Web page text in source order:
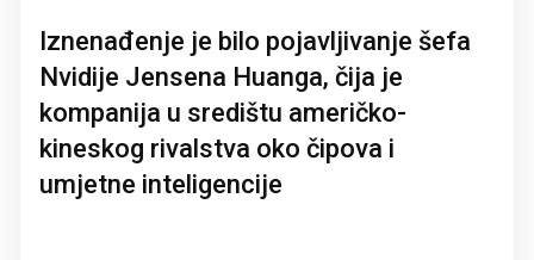
Iznenađenje je bilo pojavljivanje šefa
Nvidije Jensena Huanga, čija je
kompanija u središtu američko-
kineskog rivalstva oko čipova i
umjetne inteligencije